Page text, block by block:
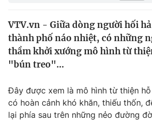
Thế giới
Tin tức
Thế giới đó đây
Câu chuyện quốc tế
Tài chính
Thị trường
Dữ liệu và đời sống
VTV.vn - Giữa dòng người hối
thành phố náo nhiệt, có những
thầm khởi xướng mô hình từ
"bún treo"...
Đây được xem là mô hình từ thiện
có hoàn cảnh khó khăn, thiếu thốn,
lại phía sau trên những nẻo đường